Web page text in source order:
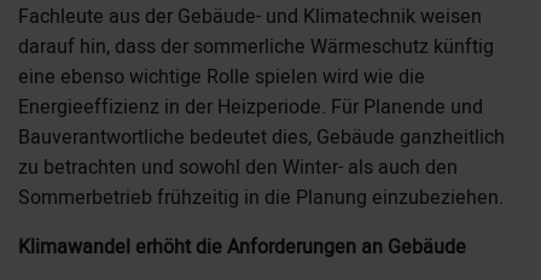
Fachleute aus der Gebäude- und Klimatechnik weisen
darauf hin, dass der sommerliche Wärmeschutz künftig
eine ebenso wichtige Rolle spielen wird wie die
Energieeffizienz in der Heizperiode. Für Planende und
Bauverantwortliche bedeutet dies, Gebäude ganzheitlich
zu betrachten und sowohl den Winter- als auch den
Sommerbetrieb frühzeitig in die Planung einzubeziehen.
Klimawandel erhöht die Anforderungen an Gebäude